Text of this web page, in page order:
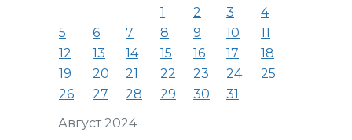
Август 2024
1
2 3
4
5
6 7 8 9 10
11
12
13 14 15 16 17
18
19
20 21 22 23 24
25
26
27 28 29 30 31